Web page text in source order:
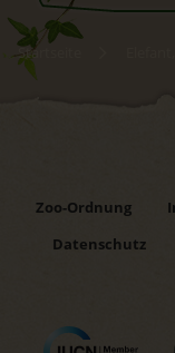
Startseite
Zoo-Ordnung
Datenschutz